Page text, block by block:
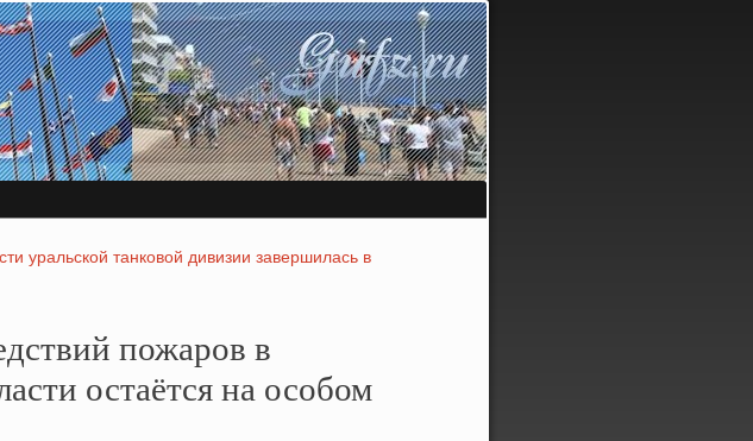
уральской танковой дивизии завершилась в
пожаров в
остаётся на особом